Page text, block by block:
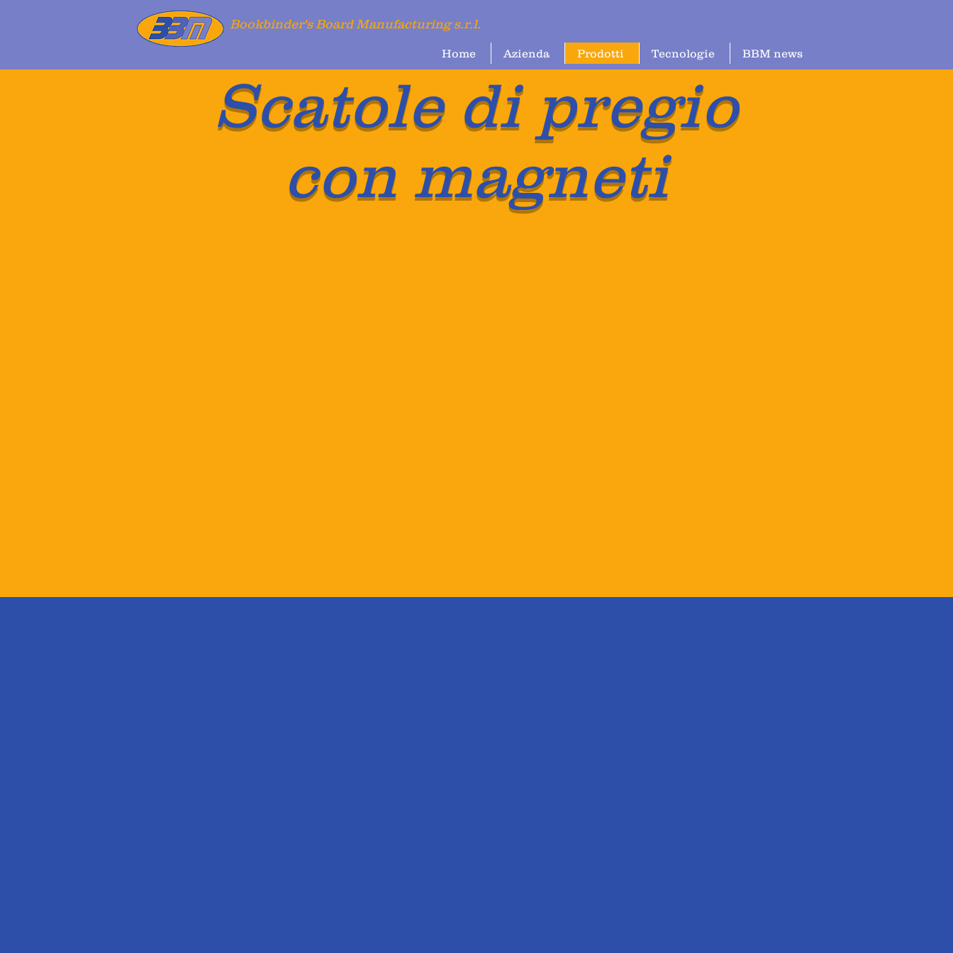
Bookbinder's Board Manufacturing s.r.l.
Home Azienda Prodotti Tecnologie BBM news
Scatole di pregio
con magneti